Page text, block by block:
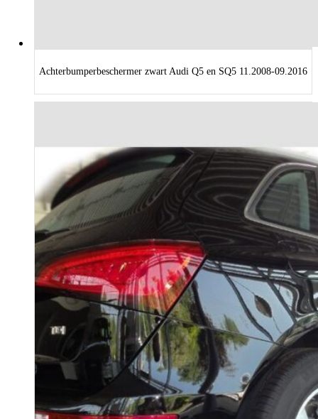
Achterbumperbeschermer zwart Audi Q5 en SQ5 11.2008-09.2016